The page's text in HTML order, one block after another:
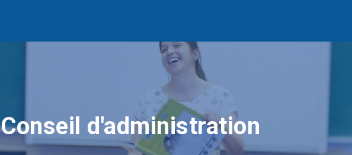
Conseil d'administration